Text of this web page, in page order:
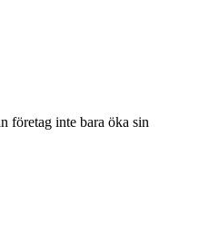
företag inte bara öka sin